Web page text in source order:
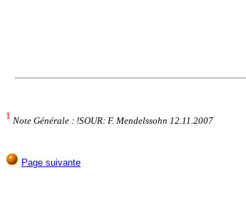
1 Note Générale : !SOUR: F. Mendelssohn 12.11.2007
Page suivante